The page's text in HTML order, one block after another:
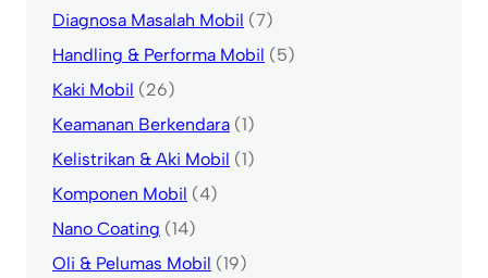
Diagnosa Masalah Mobil (7)
Handling & Performa Mobil (5)
Kaki Mobil (26)
Keamanan Berkendara (1)
Kelistrikan & Aki Mobil (1)
Komponen Mobil (4)
Nano Coating (14)
Oli & Pelumas Mobil (19)